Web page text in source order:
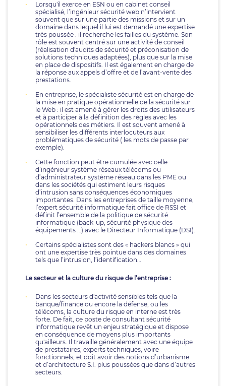
Lorsqu'il exerce en ESN ou en cabinet conseil
spécialisé, l’ingénieur sécurité web n’intervient
souvent que sur une partie des missions et sur un
domaine dans lequel il lui est demandé une expertise
très poussée : il recherche les failles du système. Son
rôle est souvent centré sur une activité de conseil
(réalisation d'audits de sécurité et préconisation de
solutions techniques adaptées), plus que sur la mise
en place de dispositifs. Il est également en charge de
la réponse aux appels d’offre et de l’avant-vente des
prestations.
En entreprise, le spécialiste sécurité est en charge de
la mise en pratique opérationnelle de la sécurité sur
le Web : il est amené à gérer les droits des utilisateurs
et à participer à la définition des règles avec les
opérationnels des métiers. Il est souvent amené à
sensibiliser les différents interlocuteurs aux
problématiques de sécurité ( les mots de passe par
exemple).
Cette fonction peut être cumulée avec celle
d’ingénieur système réseaux télécoms ou
d’administrateur système réseau dans les PME ou
dans les sociétés qui estiment leurs risques
d’intrusion sans conséquences économiques
importantes. Dans les entreprises de taille moyenne,
l’expert sécurité informatique fait office de RSSI et
définit l’ensemble de la politique de sécurité
informatique (back-up, sécurité physique des
équipements …) avec le Directeur Informatique (DSI).
Certains spécialistes sont des « hackers blancs » qui
ont une expertise très pointue dans des domaines
tels que l’intrusion, l’identification…
Le secteur et la culture du risque de l’entreprise :
Dans les secteurs d'activité sensibles tels que la
banque/finance ou encore la défense, ou les
télécoms, la culture du risque en interne est très
forte. De fait, ce poste de consultant sécurité
informatique revêt un enjeu stratégique et dispose
en conséquence de moyens plus importants
qu'ailleurs. Il travaille généralement avec une équipe
de prestataires, experts techniques, voire
fonctionnels, et doit avoir des notions d’urbanisme
et d’architecture S.I. plus poussées que dans d’autres
secteurs.